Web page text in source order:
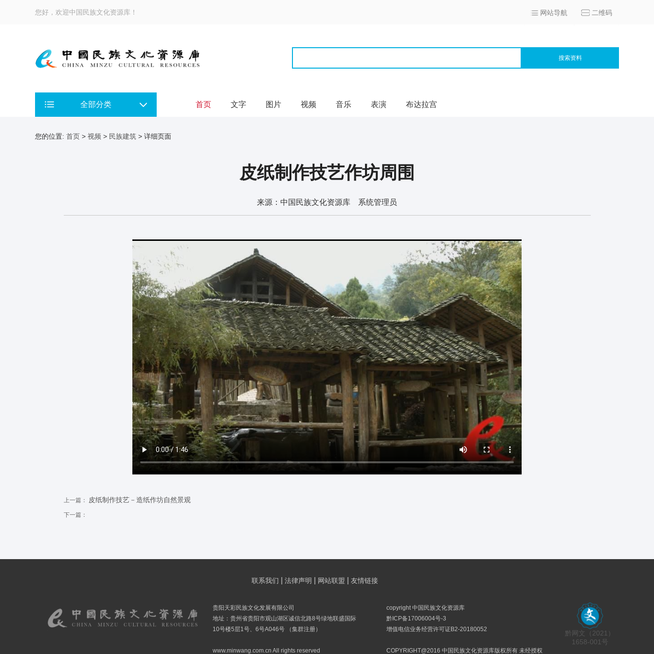
您好，欢迎中国民族文化资源库！ 网站导航 二维码
搜索资料
全部分类 首页 文字 图片 视频 音乐 表演 布达拉宫
您的位置: 首页 > 视频 > 民族建筑 > 详细页面
皮纸制作技艺作坊周围
来源：中国民族文化资源库 系统管理员
上一篇： 皮纸制作技艺－造纸作坊自然景观
下一篇：
联系我们 法律声明 网站联盟 友情链接
贵阳天彩民族文化发展有限公司
地址：贵州省贵阳市观山湖区诚信北路8号绿地联盛国际
10号楼5层1号、6号A046号 （集群注册）
www.minwang.com.cn All rights reserved
copyright 中国民族文化资源库
黔ICP备17006004号-3
增值电信业务经营许可证B2-20180052
COPYRIGHT@2016 中国民族文化资源库版权所有 未经授权
黔网文（2021）
1658-001号